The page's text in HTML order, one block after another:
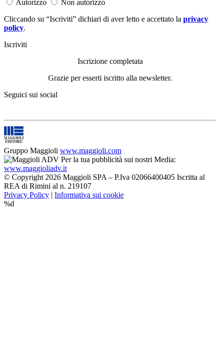
Autorizzo
Non autorizzo
Cliccando su “Iscriviti” dichiari di aver letto e accettato la privacy
policy.
Iscriviti
Iscrizione completata
Grazie per esserti iscritto alla newsletter.
Seguici sui social
Gruppo Maggioli www.maggioli.com
Per la tua pubblicità sui nostri Media:
www.maggioliadv.it
© Copyright 2026 Maggioli SPA – P.Iva 02066400405 Iscritta al
REA di Rimini al n. 219107
Privacy Policy | Informativa sui cookie
%d